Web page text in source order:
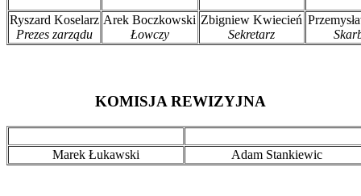
Ryszard Koselarz
Prezes zarządu
Arek Boczkowski
Łowczy
Zbigniew Kwiecień
Sekretarz
KOMISJA REWIZYJNA
Marek Łukawski Adam Stankiewic